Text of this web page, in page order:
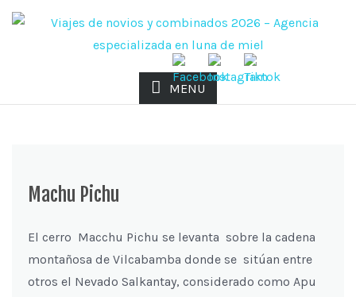
MENU
Machu Pichu
El cerro Macchu Pichu se levanta sobre la cadena
montañosa de Vilcabamba donde se sitúan entre
otros el Nevado Salkantay, considerado como Apu